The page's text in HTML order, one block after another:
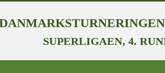
SUPERLIGAEN, 4.